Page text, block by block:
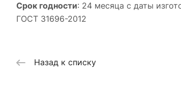
Срок годности: 24 месяца с даты
ГОСТ 31696-2012
Назад к списку